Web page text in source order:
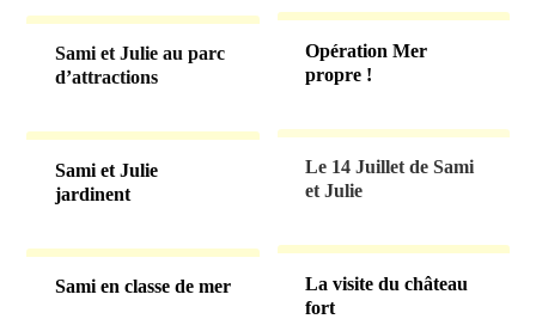
Sami et Julie au parc
d’attractions
Sami et Julie
jardinent
Opération Mer
propre !
Sami en classe de mer
Le 14 Juillet de Sami
et Julie
La visite du château
fort